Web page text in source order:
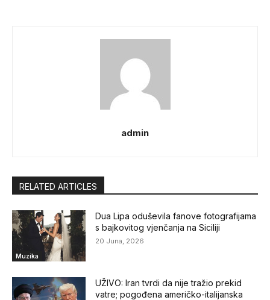
admin
RELATED ARTICLES
Muzika
Dua Lipa oduševila fanove fotografijama
s bajkovitog vjenčanja na Siciliji
20 Juna, 2026
UŽIVO: Iran tvrdi da nije tražio prekid
vatre; pogođena američko-italijanska